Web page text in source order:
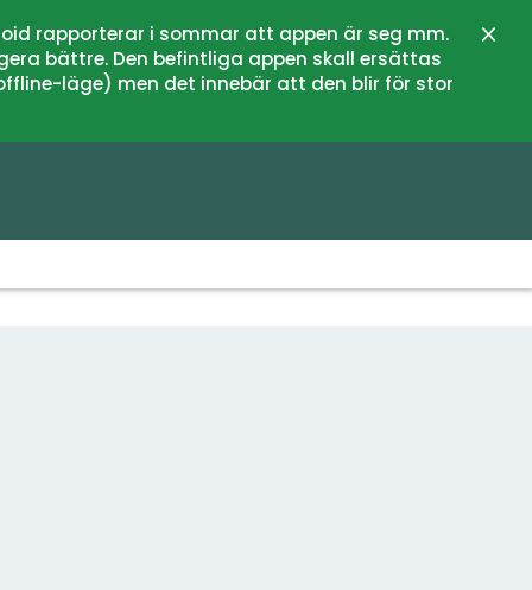
rapporterar i sommar att appen är seg mm.
bättre. Den befintliga appen skall ersättas
läge) men det innebär att den blir för stor